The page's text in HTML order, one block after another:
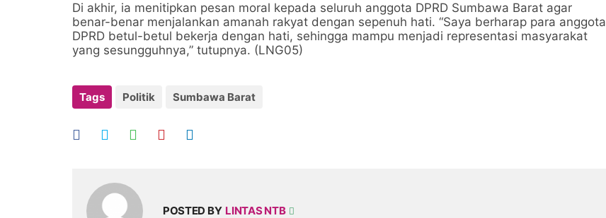
Di akhir, ia menitipkan pesan moral kepada seluruh anggota DPRD Sumbawa Barat agar
benar-benar menjalankan amanah rakyat dengan sepenuh hati. “Saya berharap para anggota
DPRD betul-betul bekerja dengan hati, sehingga mampu menjadi representasi masyarakat
yang sesungguhnya,” tutupnya. (LNG05)
Tags Politik Sumbawa Barat
POSTED BY LINTAS NTB